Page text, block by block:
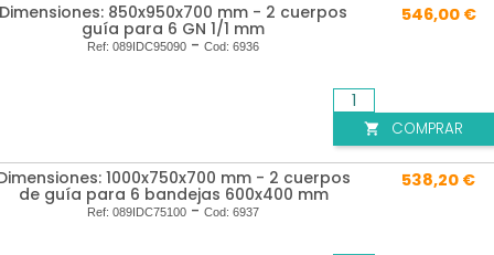
Dimensiones: 850x950x700 mm - 2 cuerpos
guía para 6 GN 1/1 mm
Ref: 089IDC95090 - Cod: 6936
546,00 €
 COMPRAR
1000x750x700 mm - 2 cuerpos
de guía para 6 bandejas 600x400 mm
Ref: 089IDC75100 - Cod: 6937
538,20 €